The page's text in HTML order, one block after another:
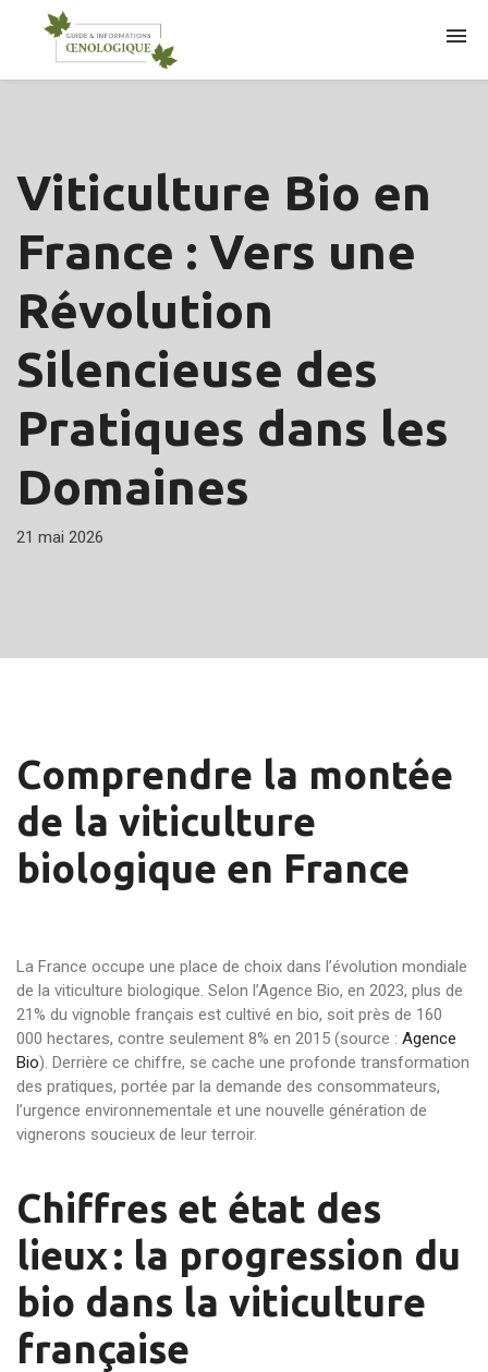
Viticulture Bio en
France : Vers une
Révolution
Silencieuse des
Pratiques dans les
Domaines
21 mai 2026
Comprendre la montée
de la viticulture
biologique en France
La France occupe une place de choix dans l’évolution mondiale
de la viticulture biologique. Selon l’Agence Bio, en 2023, plus de
21% du vignoble français est cultivé en bio, soit près de 160
000 hectares, contre seulement 8% en 2015 (source : Agence
Bio). Derrière ce chiffre, se cache une profonde transformation
des pratiques, portée par la demande des consommateurs,
l’urgence environnementale et une nouvelle génération de
vignerons soucieux de leur terroir.
Chiffres et état des
lieux : la progression du
bio dans la viticulture
française